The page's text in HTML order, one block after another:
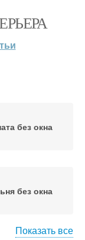
без окна
без окна
Показать все